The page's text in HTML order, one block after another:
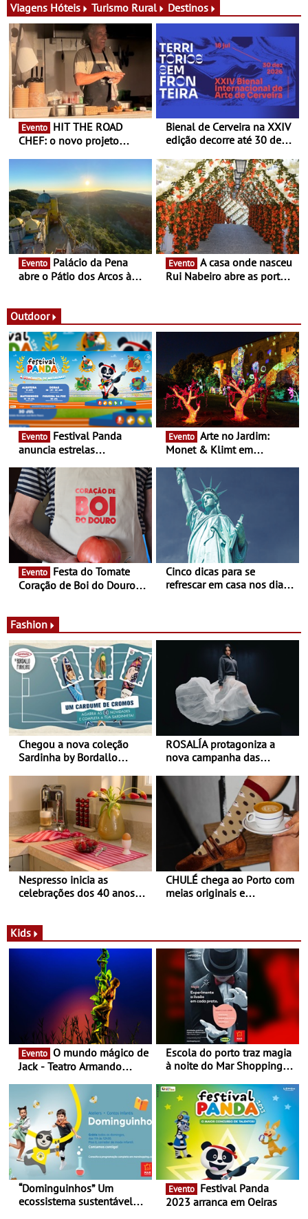
exclusiva
Viagens Hóteis Turismo Rural Destinos
Evento
CHEF: o novo projeto
Queiroz Ribeiro - Um novo
conceito gastronómico
itinerante que percorre
Portugal
Bienal de Cerveira na XXIV
edição decorre até 30 de
enquanto “Territórios sem
Fronteira”
Evento
abre o Pátio dos Arcos à
Evento
Rui Nabeiro abre as portas
16 de agosto
Outdoor
Evento
anuncia estrelas
- Entre Junho e Julho pelo
país
Evento
Monet & Klimt em
ao final de Setembro -
Experiência luminosa no
jardim do Museu de
Alberto Sampaio
Evento
Coração de Boi do Douro -
Cinco dicas para se
refrescar em casa nos dias
Fashion
Chegou a nova coleção
Sardinha by Bordallo
ROSALÍA protagoniza a
nova campanha das
Balance
Nespresso inicia as
celebrações dos 40 anos
Novas - Edição limitada
Nespresso x Torres Novas
CHULÉ chega ao Porto com
meias originais e
Shopping
Kids
Evento
Jack - Teatro Armando
Escola do porto traz magia
à noite do Mar Shopping
29 de abril, às 21h00
“Dominguinhos” Um
ecossistema sustentável
Evento
2023 arranca em Oeiras